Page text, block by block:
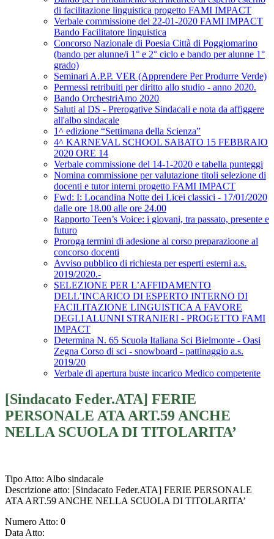
di facilitazione linguistica progetto FAMI IMPACT
Verbale commissione del 22-01-2020 FAMI IMPACT
Bando Facilitatore linguistica
Concorso Nazionale di Poesia Città di Poggiomarino
(bando per alunne/i 1° e 2° ciclo e bando per alunne 1°
grado)
Seminari A.P.P. VER (Apprendere Per Produrre Verde)
Permessi retribuiti per diritto allo studio - anno 2020.
Bando OrchestriAmo 2020
Saluti al DS - Prerogative Sindacali e nota da affiggere
all'albo sindacale
1^ edizione “Settimana della Scienza”
4^ KARNEVAL SCHOOL SABATO 15 FEBBRAIO
2020 ORE 14
Verbale commissione del 14-1-2020 e tabella punteggi
Nomina commissione per valutazione titoli selezione di
docenti e tutor interni progetto FAMI IMPACT
Fwd: I: Locandina Notte dei Licei classici - 17/01/2020
dalle ore 18.00 alle ore 24.00
Rapporto Teen’s Voice: i giovani, tra passato, presente e
futuro
Proroga termini di adesione al corso preparazioone al
concorso docenti
Avviso pubblico di richiesta per esperti esterni a.s.
2019/2020.-
SELEZIONE PER L’AFFIDAMENTO
DELL’INCARICO DI ESPERTO INTERNO DI
FACILITAZIONE LINGUISTICA A FAVORE
DEGLI ALUNNI STRANIERI - PROGETTO FAMI
IMPACT
Determina N. 65 Scuola Italiana Sci Bielmonte - Oasi
Zegna Corso di sci - snowboard - pattinaggio a.s.
2019/20
Verbale di apertura buste incarico Medico competente
[Sindacato Feder.ATA] FERIE
PERSONALE ATA ART.59 ANCHE
NELLA SCUOLA DI TITOLARITA’
Tipo Atto: Albo sindacale
Descrizione atto: [Sindacato Feder.ATA] FERIE PERSONALE
ATA ART.59 ANCHE NELLA SCUOLA DI TITOLARITA’
Numero Atto: 0
Data Atto: